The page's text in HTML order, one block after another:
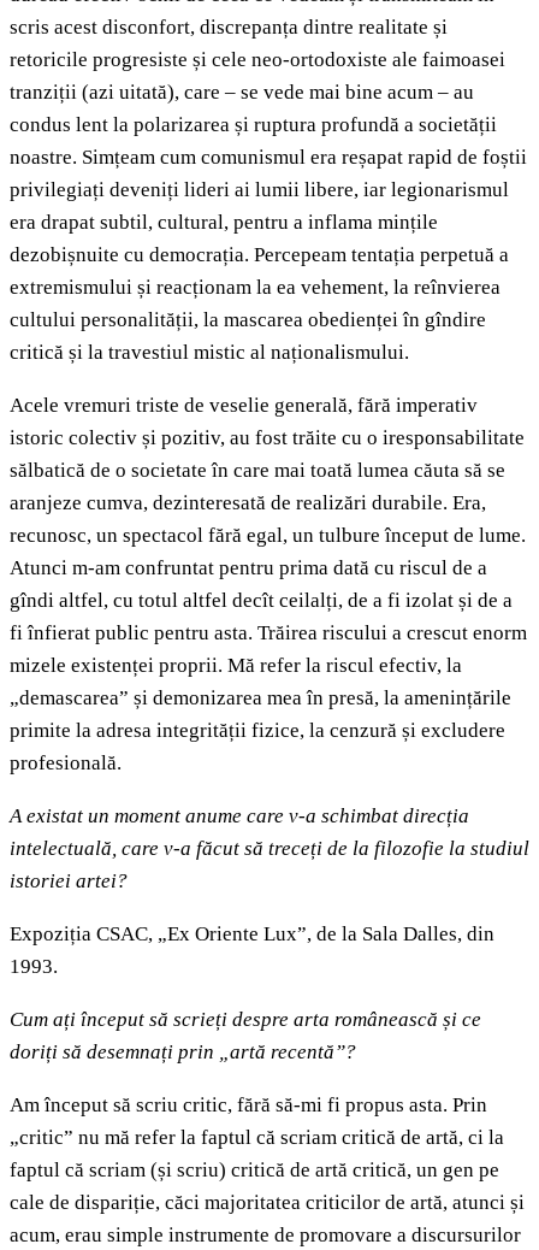
scris acest disconfort, discrepanța dintre realitate și
retoricile progresiste și cele neo-ortodoxiste ale faimoasei
tranziții (azi uitată), care – se vede mai bine acum – au
condus lent la polarizarea și ruptura profundă a societății
noastre. Simțeam cum comunismul era reșapat rapid de foștii
privilegiați deveniți lideri ai lumii libere, iar legionarismul
era drapat subtil, cultural, pentru a inflama mințile
dezobișnuite cu democrația. Percepeam tentația perpetuă a
extremismului și reacționam la ea vehement, la reînvierea
cultului personalității, la mascarea obedienței în gîndire
critică și la travestiul mistic al naționalismului.
Acele vremuri triste de veselie generală, fără imperativ
istoric colectiv și pozitiv, au fost trăite cu o iresponsabilitate
sălbatică de o societate în care mai toată lumea căuta să se
aranjeze cumva, dezinteresată de realizări durabile. Era,
recunosc, un spectacol fără egal, un tulbure început de lume.
Atunci m-am confruntat pentru prima dată cu riscul de a
gîndi altfel, cu totul altfel decît ceilalți, de a fi izolat și de a
fi înfierat public pentru asta. Trăirea riscului a crescut enorm
mizele existenței proprii. Mă refer la riscul efectiv, la
„demascarea” și demonizarea mea în presă, la amenințările
primite la adresa integrității fizice, la cenzură și excludere
profesională.
A existat un moment anume care v-a schimbat direcția
intelectuală, care v-a făcut să treceți de la filozofie la studiul
istoriei artei?
Expoziția CSAC, „Ex Oriente Lux”, de la Sala Dalles, din
1993.
Cum ați început să scrieți despre arta românească și ce
doriți să desemnați prin „artă recentă”?
Am început să scriu critic, fără să-mi fi propus asta. Prin
„critic” nu mă refer la faptul că scriam critică de artă, ci la
faptul că scriam (și scriu) critică de artă critică, un gen pe
cale de dispariție, căci majoritatea criticilor de artă, atunci și
acum, erau simple instrumente de promovare a discursurilor